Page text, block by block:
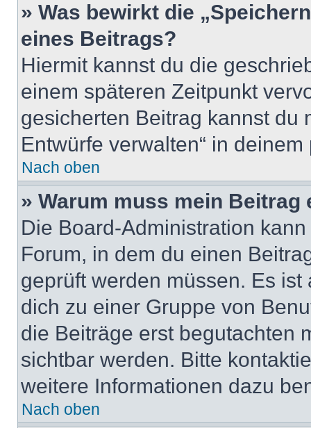
» Was bewirkt die
eines Beitrags?
Hiermit kannst du die
einem späteren Zeitpunkt
gesicherten Beitrag kannst du
Entwürfe verwalten“ in
Nach oben
» Warum muss mein
Die Board-Administration
Forum, in dem du einen
geprüft werden müssen. Es
dich zu einer Gruppe von
die Beiträge erst begutachten
sichtbar werden. Bitte
weitere Informationen dazu
Nach oben